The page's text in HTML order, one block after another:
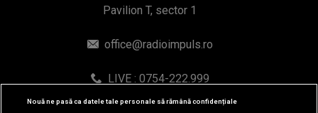
Pavilion T, sector 1
office@radioimpuls.ro
LIVE : 0754-222.999
WhatsApp: 0754-222.999
Nouă ne pasă ca datele tale personale să rămână confidențiale